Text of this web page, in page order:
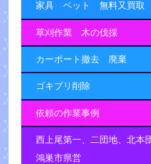
家具 ベット 無料又買取
草刈作業 木の伐採
カーポート撤去 廃棄
ゴキブリ削除
依頼の作業事例
西上尾第一、二団地、北本
鴻巣市県営